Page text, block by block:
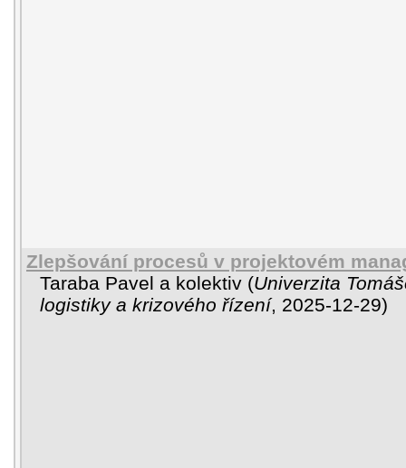
Zlepšování procesů v projektovém
Taraba Pavel a kolektiv (Univerzita
logistiky a krizového řízení, 2025-12-29)